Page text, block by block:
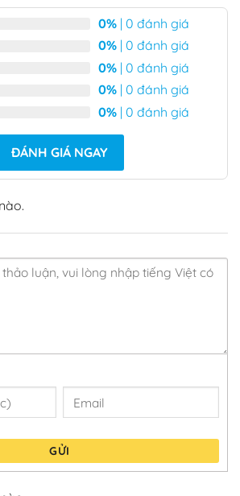
0% | 0 đánh giá
0% | 0 đánh giá
0% | 0 đánh giá
0% | 0 đánh giá
0% | 0 đánh giá
ĐÁNH GIÁ NGAY
GỬI